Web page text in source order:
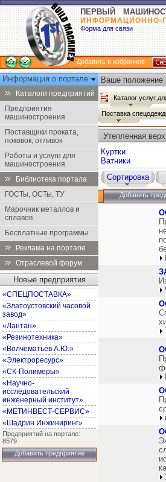
ПЕРВЫЙ
ИНФОРМАЦИОННО-
Форма для связи
Добавить в избранное
Информация о портале
Каталоги предприятий
Предприятия
машиностроения
Поставщики проката,
поковок, отливок
Работы и услуги для
машиностроения
Библиотека портала
ГОСТы, ОСТы, ТУ
Марочник металлов и
сплавов
Бесплатные программы
Реклама на портале
Отраслевой форум
Новые предприятия
«СПЕЦПОСТАВКА»
«Златоустовский часовой
завод»
«Лантан»
«Резинотехника»
«Волчематьев А.Ю.»
«Электроресурс»
«СК-Полимеры»
«Научно-
исследовательский
инженерный институт»
«МЕТИНВЕСТ-СЕРВИС»
«Шадрин Инжиниринг»
Предприятий на портале:
8579
Добавить предприятие
Ваше положение
Каталог услуг
Поставка
Утепленная
Куртки
Ватники
Сортировка
Добавить